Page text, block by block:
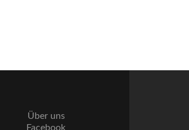
Über uns
Facebook